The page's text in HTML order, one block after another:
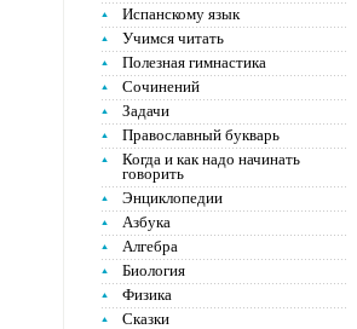
Испанскому язык
Учимся читать
Полезная гимнастика
Сочинений
Задачи
Православный букварь
Когда и как надо начинать
говорить
Энциклопедии
Азбука
Алгебра
Биология
Физика
Сказки